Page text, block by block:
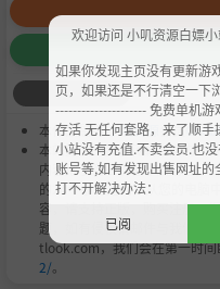
本作品是由小叽资源 会员
本站提供的资源转载自国内外
内容用于商业或者非法用途，
的24个小时之内，从您的电脑
容，请支持正版，购买注册，
题，如有侵权请邮件与我们联
tlook.com，我们会在第一时间
2/。
欢迎访问 小叽资源白嫖
如果你发现主页没有更新游
页，如果还是不行清空一下
--------------------- 免费单机
存活 无任何套路，来了顺
小站没有充值.不卖会员.也
账号等,如有发现出售网址
打不开解决办法：
已阅